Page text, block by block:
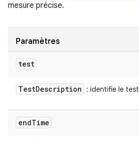
mesure précise.
Paramètres
test
TestDescription : identifie le test
endTime